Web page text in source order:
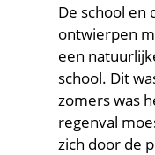
De school en
ontwierpen
een
school. Dit
zomers was
regenval
zich door de